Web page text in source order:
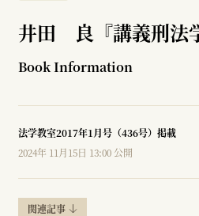
井田 良『講義刑法
Book Information
法学教室2017年1月号（436号）掲載
2024年 11月15日 13:00 公開
関連記事